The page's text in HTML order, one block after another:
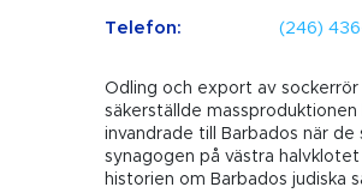
Telefon: (246)
Odling och export av
säkerställde
invandrade till Barbados när
synagogen på västra
historien om Barbados judiska